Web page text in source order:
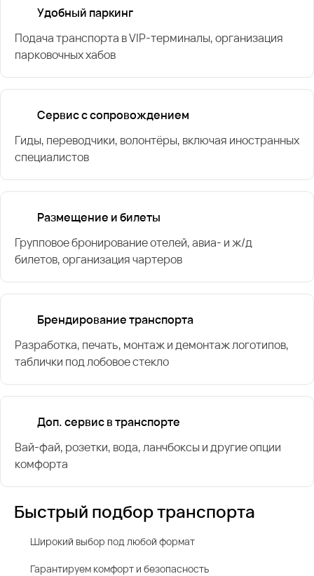
Удобный паркинг
Подача транспорта в VIP-терминалы, организация
парковочных хабов
Сервис с сопровождением
Гиды, переводчики, волонтёры, включая иностранных
специалистов
Размещение и билеты
Групповое бронирование отелей, авиа- и ж/д
билетов, организация чартеров
Брендирование транспорта
Разработка, печать, монтаж и демонтаж логотипов,
таблички под лобовое стекло
Доп. сервис в транспорте
Вай-фай, розетки, вода, ланчбоксы и другие опции
комфорта
Быстрый подбор транспорта
Широкий выбор под любой формат
Гарантируем комфорт и безопасность